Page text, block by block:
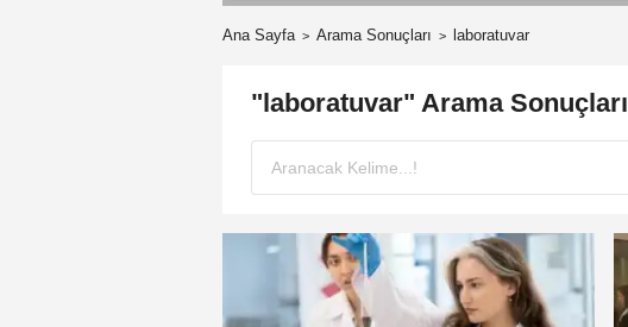
Ana Sayfa Arama Sonuçları laboratuvar
"laboratuvar" Arama Sonuçları